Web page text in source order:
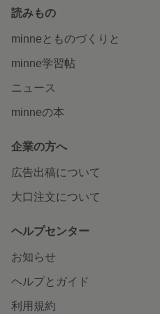
読みもの
minneとものづくりと
minne学習帖
ニュース
minneの本
企業の方へ
広告出稿について
大口注文について
ヘルプセンター
お知らせ
ヘルプとガイド
利用規約